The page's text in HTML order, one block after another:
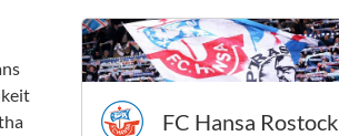
FC Hansa Rostock